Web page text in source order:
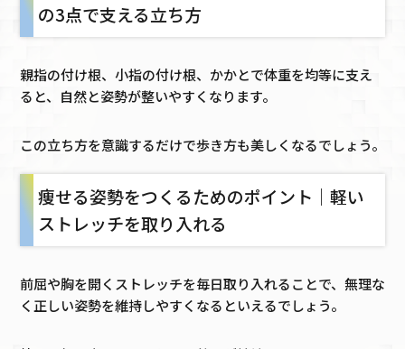
の3点で支える立ち方
親指の付け根、小指の付け根、かかとで体重を均等に支え
ると、自然と姿勢が整いやすくなります。
この立ち方を意識するだけで歩き方も美しくなるでしょう。
痩せる姿勢をつくるためのポイント｜軽い
ストレッチを取り入れる
前屈や胸を開くストレッチを毎日取り入れることで、無理な
く正しい姿勢を維持しやすくなるといえるでしょう。